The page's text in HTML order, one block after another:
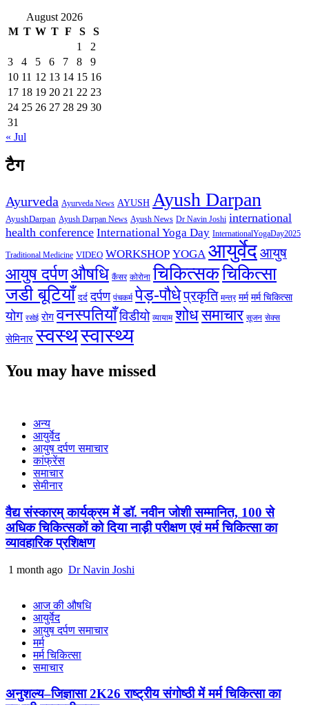
August 2026
M T W T F S
S
1
2
3
4 5 6 7 8
9
10 11 12 13 14 15 16
17 18 19 20 21 22 23
24 25 26 27 28 29 30
31
« Jul
टैग
Ayurveda Ayurveda News AYUSH Ayush Darpan
AyushDarpan Ayush Darpan News Ayush News Dr Navin Joshi international
health conference International Yoga Day InternationalYogaDay2025
Traditional Medicine VIDEO WORKSHOP YOGA आयुर्वेदआयुष
आयुष दर्पणऔषधि कैंसर कोरोना चिकित्सकचिकित्सा
जडी बूटियाँ दर्द दर्पण पंचकर्म पेड़-पौधेप्रकृति मन्त्र मर्म मर्म चिकित्सा
योग रसोई रोग वनस्पतियाँविडीयो व्यायाम शोधसमाचार सूजन सेक्स
सेमिनार स्वस्थस्वास्थ्य
You may have missed
अन्य
आयुर्वेद
आयुष दर्पण समाचार
कांफ्रेंस
समाचार
सेमीनार
वैद्य संस्कारम् कार्यक्रम में डॉ. नवीन जोशी सम्मानित, 100 से
अधिक चिकित्सकों को दिया नाड़ी परीक्षण एवं मर्म चिकित्सा का
व्यावहारिक प्रशिक्षण
1 month ago Dr Navin Joshi
आज की औषधि
आयुर्वेद
आयुष दर्पण समाचार
मर्म
मर्म चिकित्सा
समाचार
अनुशल्य–जिज्ञासा 2K26 राष्ट्रीय संगोष्ठी में मर्म चिकित्सा का